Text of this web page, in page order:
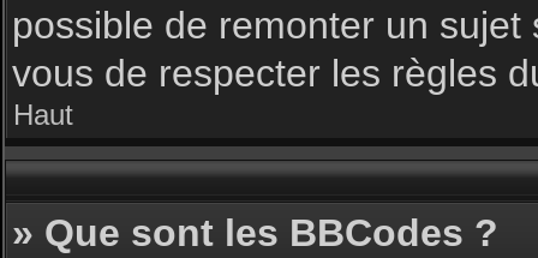
possible de remonter un
vous de respecter les règles
Haut
» Que sont les BBCodes ?